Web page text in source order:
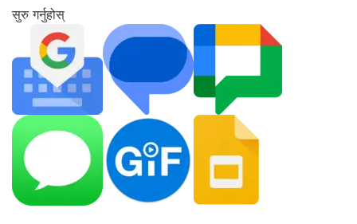
सुरु गर्नुहोस्